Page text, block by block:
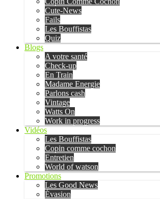
Cute-News
Fails
Les Bouffistas
Quiz
Blogs
A votre santé
Check-up
En Train
Madame Energie
Parlons cash
Vintage
Watts On
Work in progress
Vidéos
Les Bouffistas
Copin comme cochon
Entretien
World of watson
Promotions
Les Good News
Évasion